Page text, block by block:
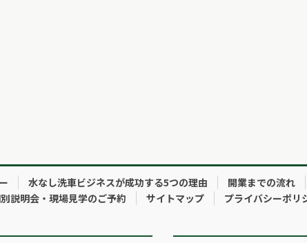
水なし洗車ビジネスが成功する5つの理由 開業までの流れ
説明会・現場見学のご予約 サイトマップ プライバシーポリ